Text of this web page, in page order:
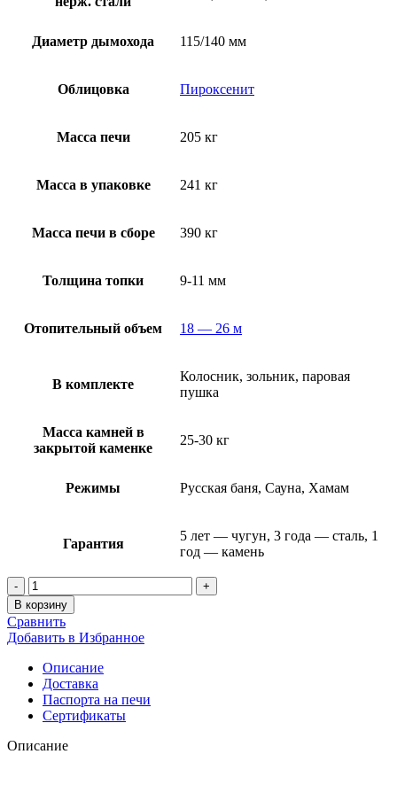
Диаметр дымохода 115/140 мм
Облицовка Пироксенит
Масса печи 205 кг
Масса в упаковке 241 кг
Масса печи в сборе 390 кг
Толщина топки 9-11 мм
Отопительный объем 18 — 26 м
В комплекте
Колосник, зольник, паровая
пушка
Масса камней в
закрытой каменке
25-30 кг
Режимы Русская баня, Сауна, Хамам
Гарантия
5 лет — чугун, 3 года — сталь, 1
год — камень
Количество
товара
Банная
печь
«Атмосфера
XL»
в
облицовке
Пироксенит
26
В корзину
Сравнить
Добавить в Избранное
Описание
Доставка
Паспорта на печи
Сертификаты
Описание